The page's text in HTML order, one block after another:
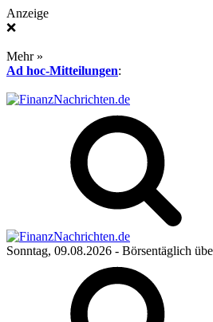
Anzeige
❌
Mehr »
Ad hoc-Mitteilungen:
Sonntag, 09.08.2026 - Börsentäglich